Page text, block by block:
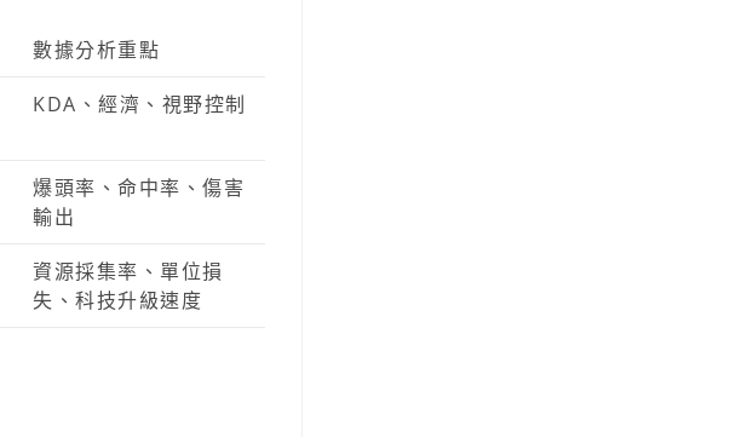
數據分析重點
KDA、經濟、視野控制
爆頭率、命中率、傷害
輸出
資源採集率、單位損
失、科技升級速度